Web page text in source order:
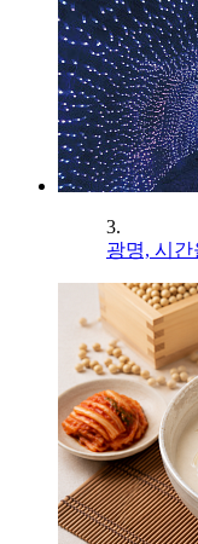
3.
광명, 시